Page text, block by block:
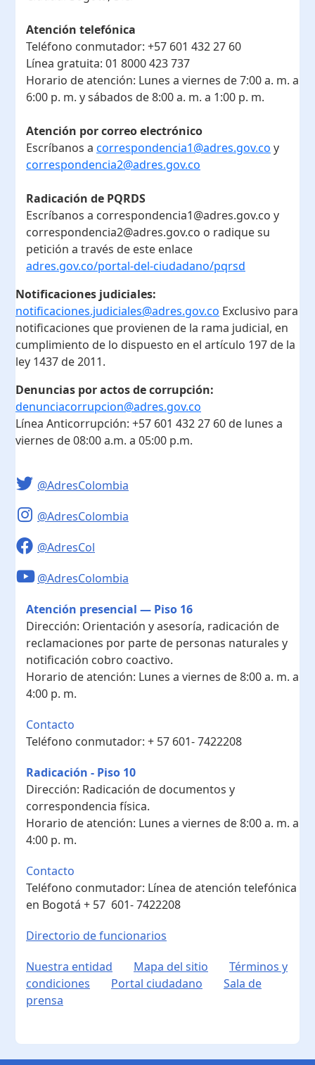
Atención telefónica
Teléfono conmutador: +57 601 432 27 60
Línea gratuita: 01 8000 423 737
Horario de atención: Lunes a viernes de 7:00 a. m. a
6:00 p. m. y sábados de 8:00 a. m. a 1:00 p. m.
Atención por correo electrónico
Escríbanos a correspondencia1@adres.gov.co y
correspondencia2@adres.gov.co
Radicación de PQRDS
Escríbanos a correspondencia1@adres.gov.co y
correspondencia2@adres.gov.co o radique su
petición a través de este enlace
adres.gov.co/portal-del-ciudadano/pqrsd
Notificaciones judiciales:
notificaciones.judiciales@adres.gov.co Exclusivo para
notificaciones que provienen de la rama judicial, en
cumplimiento de lo dispuesto en el artículo 197 de la
ley 1437 de 2011.
Denuncias por actos de corrupción:
denunciacorrupcion@adres.gov.co
Línea Anticorrupción: +57 601 432 27 60 de lunes a
viernes de 08:00 a.m. a 05:00 p.m.
@AdresColombia
@AdresColombia
@AdresCol
@AdresColombia
Atención presencial — Piso 16
Dirección: Orientación y asesoría, radicación de
reclamaciones por parte de personas naturales y
notificación cobro coactivo.
Horario de atención: Lunes a viernes de 8:00 a. m. a
4:00 p. m.
Contacto
Teléfono conmutador: + 57 601- 7422208
Radicación - Piso 10
Dirección: Radicación de documentos y
correspondencia física.
Horario de atención: Lunes a viernes de 8:00 a. m. a
4:00 p. m.
Contacto
Teléfono conmutador: Línea de atención telefónica
en Bogotá ​+ 57 601- 7422208
Directorio de funcionarios
Nuestra entidad
Mapa del sitio
Términos y
condiciones
Portal ciudadano
Sala de
prensa